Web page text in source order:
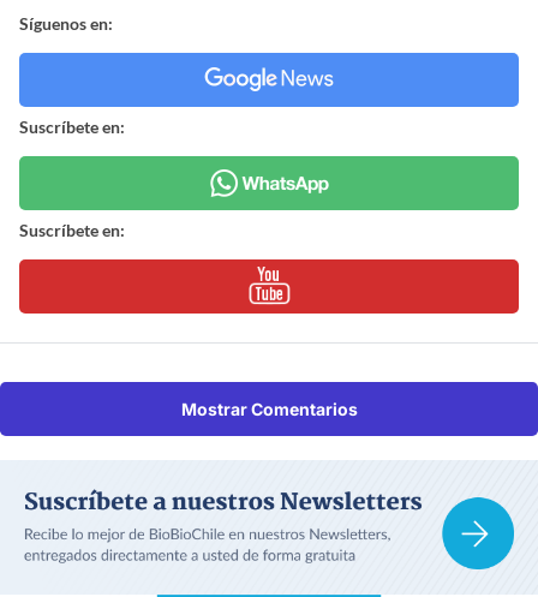
Síguenos en:
Suscríbete en:
Suscríbete en:
Mostrar Comentarios